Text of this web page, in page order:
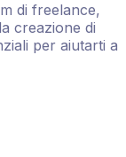
di freelance,
creazione di
per aiutarti a